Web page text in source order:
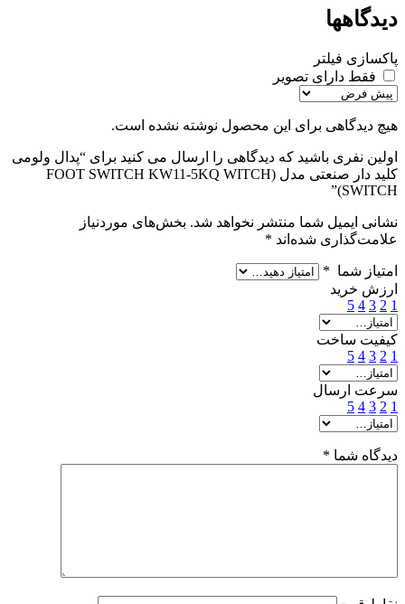
دیدگاهها
پاکسازی فیلتر
فقط دارای تصویر
هیچ دیدگاهی برای این محصول نوشته نشده است.
اولین نفری باشید که دیدگاهی را ارسال می کنید برای “پدال ولومی
کلید دار صنعتی مدل (FOOT SWITCH KW11-5KQ WITCH
SWITCH)”
نشانی ایمیل شما منتشر نخواهد شد. بخش‌های موردنیاز
علامت‌گذاری شده‌اند *
امتیاز شما *
ارزش خرید
1
2
3
4
5
کیفیت ساخت
1
2
3
4
5
سرعت ارسال
1
2
3
4
5
دیدگاه شما *